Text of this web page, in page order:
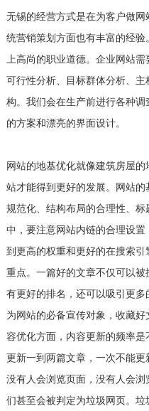
无锡的经营方式是在为客户做
统营销策划方面也有丰富的经
上高尚的职业道德。企业网站
可行性分析、目标群体分析、
构。我们会在生产前进行各种
的方案和漂亮的界面设计。
网站的地基优化就像建筑房屋
站才能得到更好的发展。网站
规范化、结构布局的合理性、
中，要注意网站内链的合理设
到更高的权重和更好的在搜索
重点。一篇好的文章不仅可以
有更好的排名，还可以吸引更
为网站的必备宣传对象，收藏
容优化方面，内容更新的频率
更新一到两篇文章，一次不能更
没有人会浏览页面，没有人会
们甚至会被判定为垃圾网页。垃